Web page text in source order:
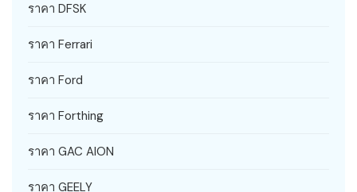
ราคา DFSK
ราคา Ferrari
ราคา Ford
ราคา Forthing
ราคา GAC AION
ราคา GEELY